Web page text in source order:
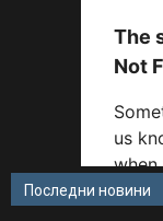
Последни новини